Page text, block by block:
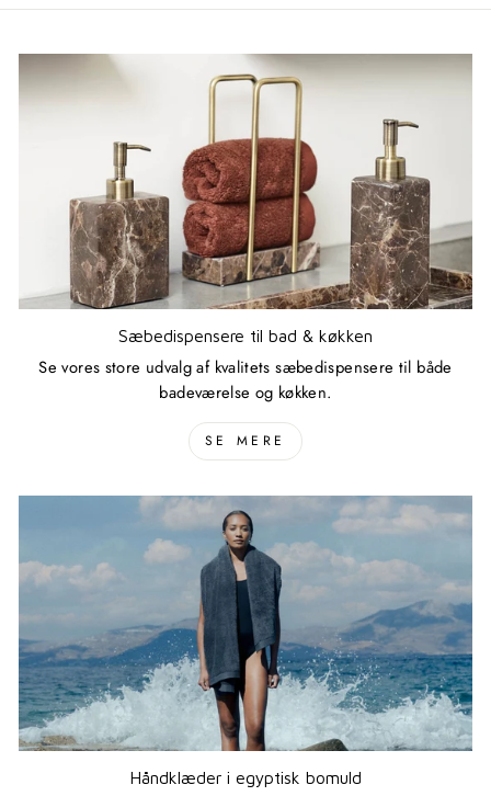
Sæbedispensere til bad & køkken
Se vores store udvalg af kvalitets sæbedispensere til både
badeværelse og køkken.
SE MERE
Håndklæder i egyptisk bomuld